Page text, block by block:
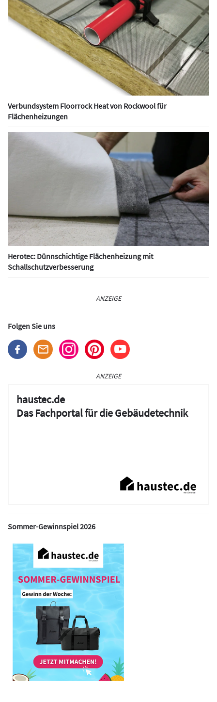
Verbundsystem Floorrock Heat von Rockwool für
Flächenheizungen
Herotec: Dünnschichtige Flächenheizung mit
Schallschutzverbesserung
ANZEIGE
Folgen Sie uns
ANZEIGE
haustec.de
Das Fachportal für die Gebäudetechnik
Sommer-Gewinnspiel 2026